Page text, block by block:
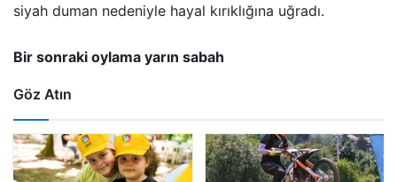
siyah duman nedeniyle hayal kırıklığına uğradı.
Bir sonraki oylama yarın sabah
Göz Atın